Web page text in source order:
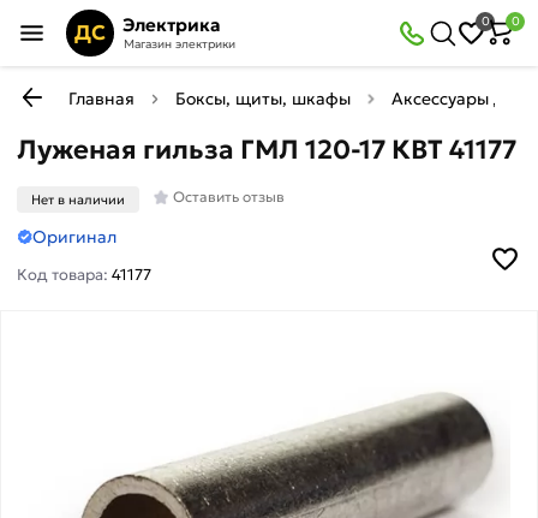
ДС Электрика
Магазин электрики
0 0
Главная Боксы, щиты, шкафы Аксессуары для
Луженая гильза ГМЛ 120-17 КВТ 41177
Нет в наличии Оставить отзыв
Оригинал
Код товара:41177